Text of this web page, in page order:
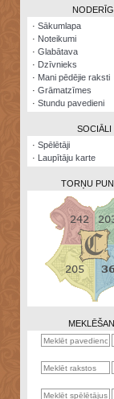
Visatcera
almanahs
Arhīvs
Zināšanu
kalkulators
· Sākumlapa
· Noteikumi
· Glabātava
· Dzīvnieks
· Mani pēdējie raksti
· Grāmatzīmes
· Stundu pavedieni
SOCIĀLI
· Spēlētāji
· Laupītāju karte
TORŅU